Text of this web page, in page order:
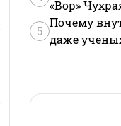
«Вор»
5
Почему
даже